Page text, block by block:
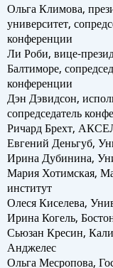
Ольга Климова,
университет,
конференции
Ли Роби, вице-
Балтиморе,
конференции
Дэн Дэвидсон,
сопредседатель
Ричард Брехт,
Евгений Деньгуб,
Ирина Дубинина,
Мария Хотимская,
институт
Олеся Киселева,
Ирина Когель,
Сьюзан Кресин,
Анджелес
Ольга Месропова,